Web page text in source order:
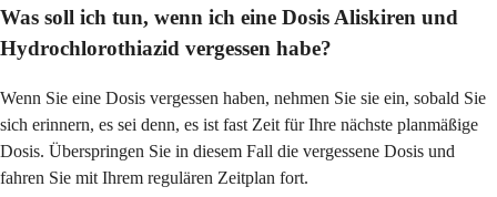
Was soll ich tun, wenn ich eine Dosis Aliskiren und
Hydrochlorothiazid vergessen habe?
Wenn Sie eine Dosis vergessen haben, nehmen Sie sie ein, sobald Sie
sich erinnern, es sei denn, es ist fast Zeit für Ihre nächste planmäßige
Dosis. Überspringen Sie in diesem Fall die vergessene Dosis und
fahren Sie mit Ihrem regulären Zeitplan fort.